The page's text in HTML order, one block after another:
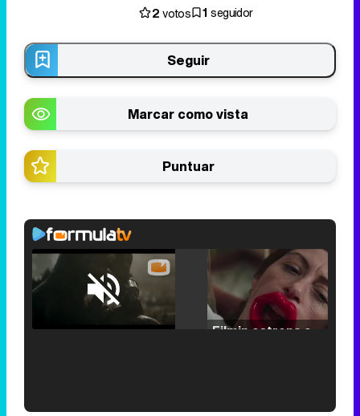
2votos 1 seguidor
Seguir
Marcar como vista
Puntuar
Unmute /